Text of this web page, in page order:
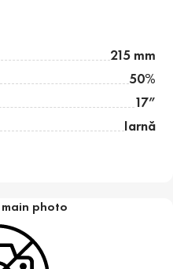
215 mm
50%
17”
Iarnă